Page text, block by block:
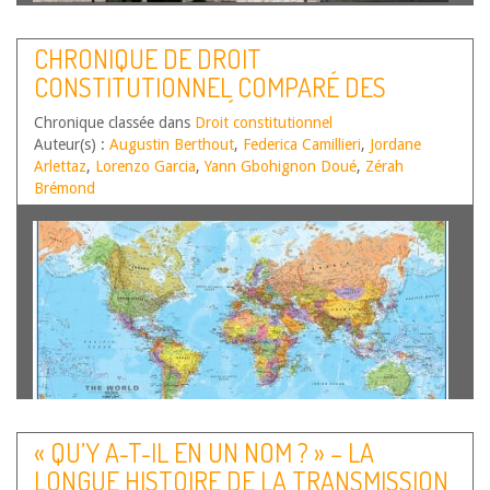
de droit de Villetaneuse (IDPS), Université Sorbonne-
Paris-Nord. Le 18 janvier 2024, les Sections unifiées de la
Cour de cassation rendent une décision attendue depuis
nombre de mois, voire d’années[1]. Elles…Lire la suite
CHRONIQUE DE DROIT
CONSTITUTIONNEL COMPARÉ DES
DROITS ET LIBERTÉS 2022-2023. LE
DROIT CONSTITUTIONNEL À UN
ENVIRONNEMENT SAIN OU LE CHAMP
DES POSSIBLES
Chronique classée dans Droit constitutionnel
Auteur(s) : Augustin Berthout, Federica Camillieri, Jordane
Arlettaz, Lorenzo Garcia, Yann Gbohignon Doué, Zérah
Brémond
J. Arlettaz, Professeure de droit public, Université de
Montpellier, CERCOP, A. Berthout, Doctorant, Université
« QU’Y A-T-IL EN UN NOM ? » – LA
LONGUE HISTOIRE DE LA TRANSMISSION